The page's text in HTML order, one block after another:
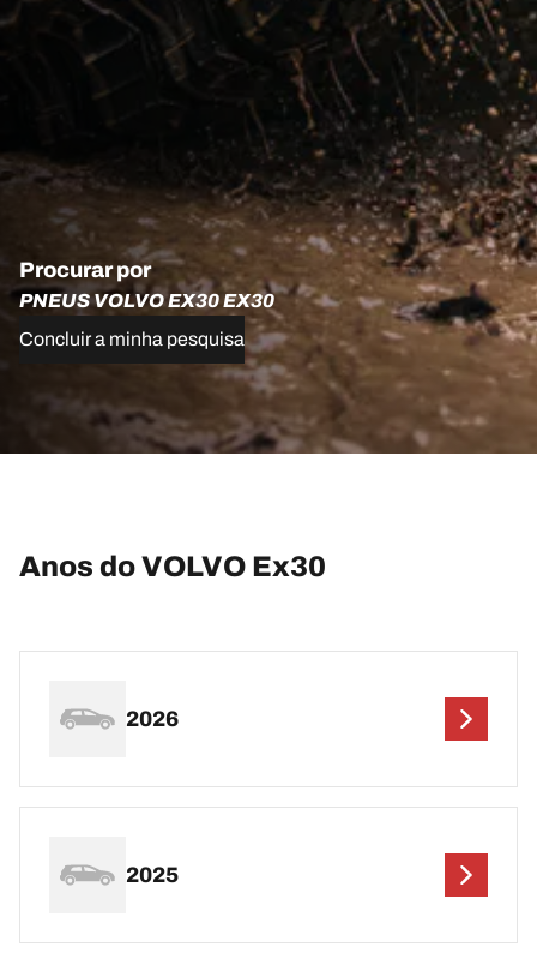
Procurar por
PNEUS VOLVO EX30 EX30
Concluir a minha pesquisa
Anos do VOLVO Ex30
2026
2025